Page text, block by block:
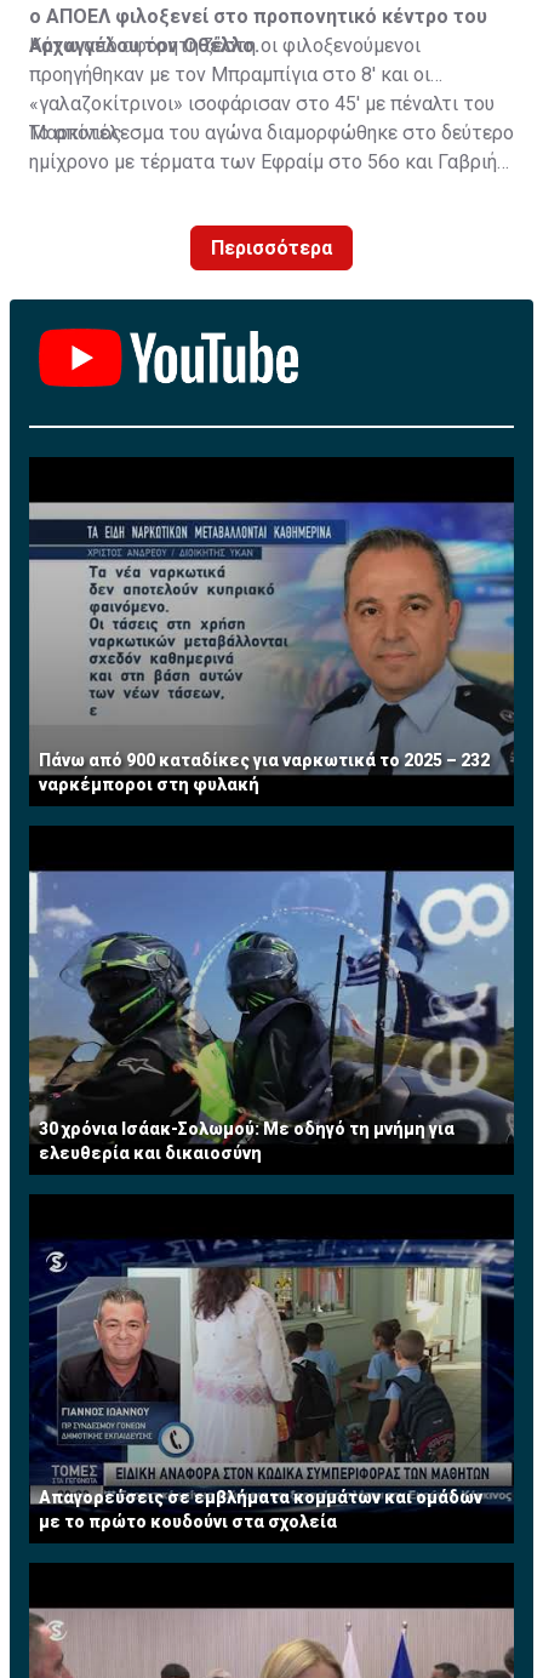
ο ΑΠΟΕΛ φιλοξενεί στο προπονητικό κέντρο του
Αρχαγγέλου τον Οθέλλο.
Κάτω από αφόρητη ζέστη οι φιλοξενούμενοι
προηγήθηκαν με τον Μπραμπίγια στο 8' και οι
«γαλαζοκίτρινοι» ισοφάρισαν στο 45' με πέναλτι του
Μαρκίνιος.
Το αποτέλεσμα του αγώνα διαμορφώθηκε στο δεύτερο
ημίχρονο με τέρματα των Εφραίμ στο 56ο και Γαβριήλ
Περισσότερα
Πάνω από 900 καταδίκες για ναρκωτικά το 2025 – 232
ναρκέμποροι στη φυλακή
30 χρόνια Ισάακ-Σολωμού: Με οδηγό τη μνήμη για
ελευθερία και δικαιοσύνη
Απαγορεύσεις σε εμβλήματα κομμάτων και ομάδων
με το πρώτο κουδούνι στα σχολεία